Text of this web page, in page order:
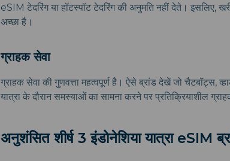
eSIM टेदरिंग या हॉटस्पॉट टेदरिंग की अनुमति नहीं देते। इसलिए,
अच्छा है।
ग्राहक सेवा
ग्राहक सेवा की गुणवत्ता महत्वपूर्ण है। ऐसे ब्रांड देखें जो चैटबॉट्स,
यात्रा के दौरान समस्याओं का सामना करने पर प्रतिक्रियाशील
अनुशंसित शीर्ष 3 इंडोनेशिया यात्रा eSIM